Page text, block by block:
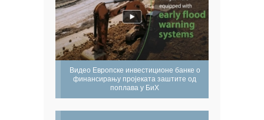
Видео Европске инвестиционе банке о
финансирању пројеката заштите од
поплава у БиХ